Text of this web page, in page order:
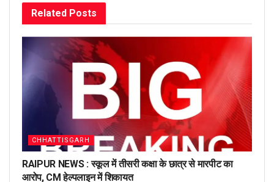
Related Posts
CHHATTISGARH
RAIPUR NEWS : स्कूल में तीसरी कक्षा के छात्र से मारपीट का
आरोप, CM हेल्पलाइन में शिकायत